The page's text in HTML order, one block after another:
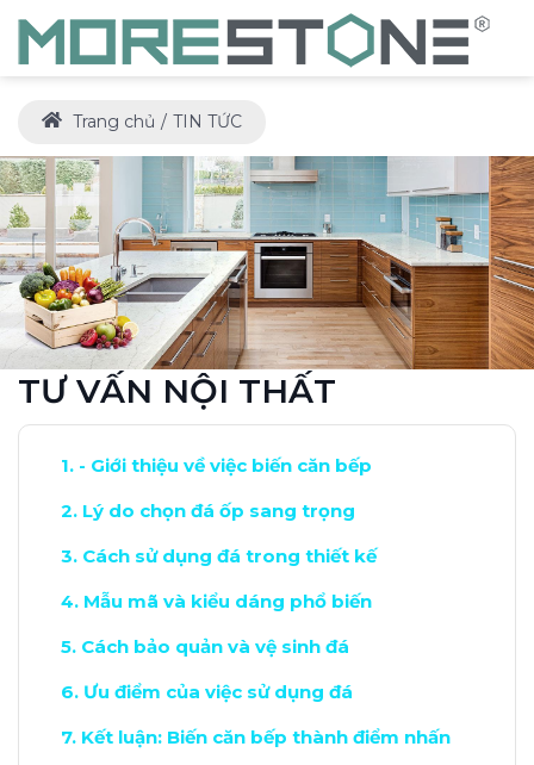
Trang chủ TIN TỨC
TƯ VẤN NỘI THẤT
- Giới thiệu về việc biến căn bếp
Lý do chọn đá ốp sang trọng
Cách sử dụng đá trong thiết kế
Mẫu mã và kiểu dáng phổ biến
Cách bảo quản và vệ sinh đá
Ưu điểm của việc sử dụng đá
Kết luận: Biến căn bếp thành điểm nhấn